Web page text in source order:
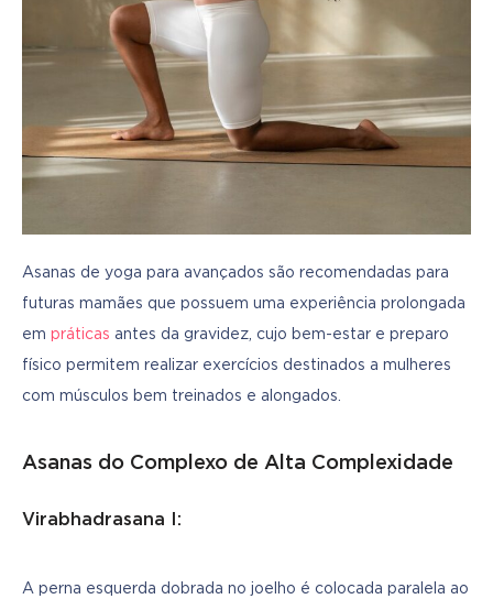
Asanas de yoga para avançados são recomendadas para
futuras mamães que possuem uma experiência prolongada
em práticas antes da gravidez, cujo bem-estar e preparo
físico permitem realizar exercícios destinados a mulheres
com músculos bem treinados e alongados.
Asanas do Complexo de Alta Complexidade
Virabhadrasana I:
A perna esquerda dobrada no joelho é colocada paralela ao